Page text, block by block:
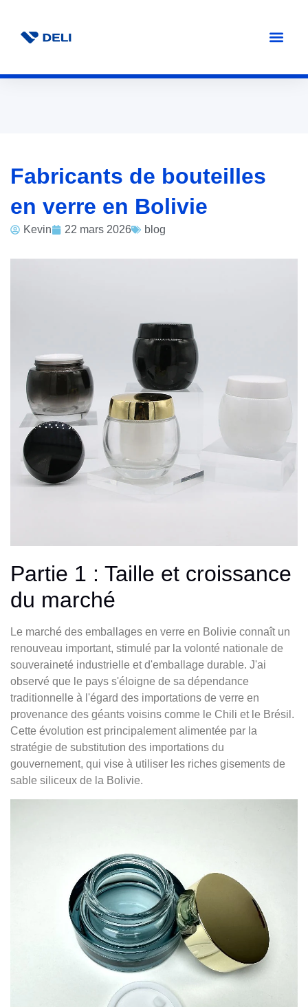
Fabricants de bouteilles
en verre en Bolivie
Kevin 22 mars 2026 blog
Partie 1 : Taille et croissance
du marché
Le marché des emballages en verre en Bolivie connaît un
renouveau important, stimulé par la volonté nationale de
souveraineté industrielle et d'emballage durable. J'ai
observé que le pays s'éloigne de sa dépendance
traditionnelle à l'égard des importations de verre en
provenance des géants voisins comme le Chili et le Brésil.
Cette évolution est principalement alimentée par la
stratégie de substitution des importations du
gouvernement, qui vise à utiliser les riches gisements de
sable siliceux de la Bolivie.